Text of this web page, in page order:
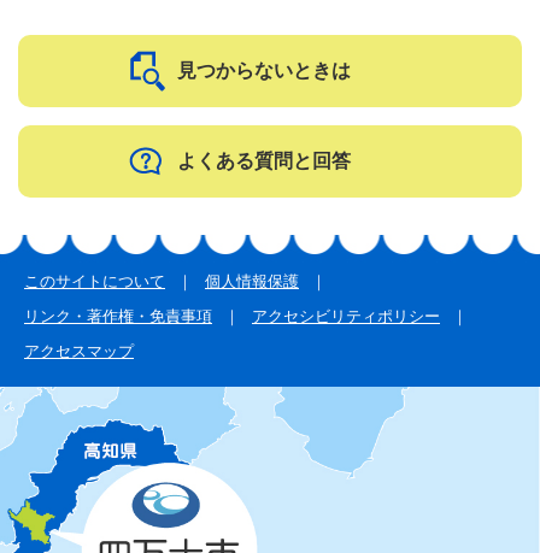
見つからないときは
よくある質問と回答
このサイトについて
個人情報保護
リンク・著作権・免責事項
アクセシビリティポリシー
アクセスマップ